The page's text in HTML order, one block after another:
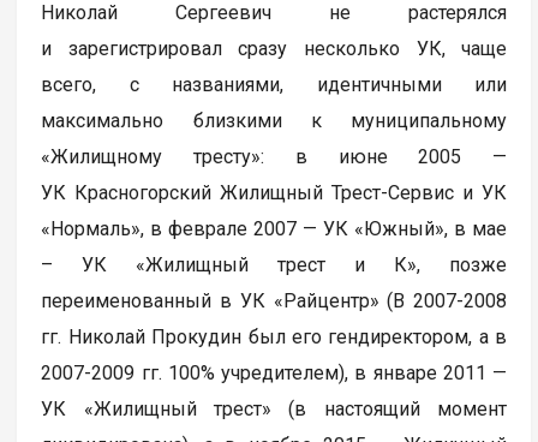
Николай Сергеевич не растерялся
и зарегистрировал сразу несколько УК, чаще
всего, с названиями, идентичными или
максимально близкими к муниципальному
«Жилищному тресту»: в июне 2005 —
УК Красногорский Жилищный Трест-Сервис и УК
«Нормаль», в феврале 2007 — УК «Южный», в мае
– УК «Жилищный трест и К», позже
переименованный в УК «Райцентр» (В 2007-2008
гг. Николай Прокудин был его гендиректором, а в
2007-2009 гг. 100% учредителем), в январе 2011 —
УК «Жилищный трест» (в настоящий момент